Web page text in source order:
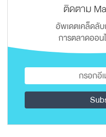
ติดตาม
อัพเดตเคล็ดลับ
การตลาดออ